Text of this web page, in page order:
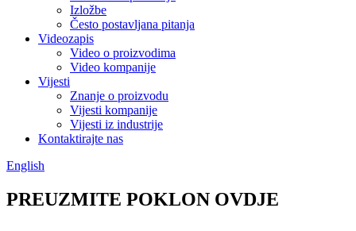
Izložbe
Često postavljana pitanja
Videozapis
Video o proizvodima
Video kompanije
Vijesti
Znanje o proizvodu
Vijesti kompanije
Vijesti iz industrije
Kontaktirajte nas
English
PREUZMITE POKLON OVDJE